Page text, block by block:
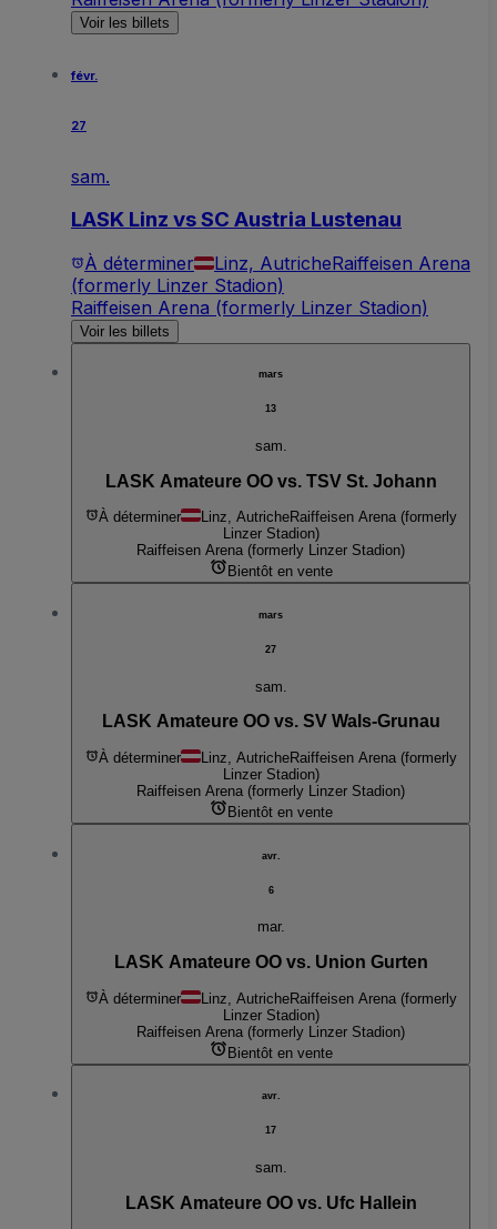
Voir les billets
févr.
27
sam.
LASK Linz vs SC Austria Lustenau
À déterminer Linz, AutricheRaiffeisen Arena
(formerly Linzer Stadion)
Raiffeisen Arena (formerly Linzer Stadion)
Voir les billets
mars
13
sam.
LASK Amateure OO vs. TSV St. Johann
À déterminer Linz, AutricheRaiffeisen Arena (formerly
Linzer Stadion)
Raiffeisen Arena (formerly Linzer Stadion)
Bientôt en vente
mars
27
sam.
LASK Amateure OO vs. SV Wals-Grunau
À déterminer Linz, AutricheRaiffeisen Arena (formerly
Linzer Stadion)
Raiffeisen Arena (formerly Linzer Stadion)
Bientôt en vente
avr.
6
mar.
LASK Amateure OO vs. Union Gurten
À déterminer Linz, AutricheRaiffeisen Arena (formerly
Linzer Stadion)
Raiffeisen Arena (formerly Linzer Stadion)
Bientôt en vente
avr.
17
sam.
LASK Amateure OO vs. Ufc Hallein